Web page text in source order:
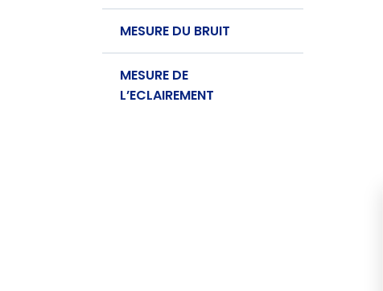
MESURE DU BRUIT
MESURE DE
L’ECLAIREMENT